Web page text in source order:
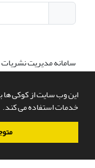
این وب سایت از کوکی ها
خدمات استفاده می کند.
سامانه مدیریت